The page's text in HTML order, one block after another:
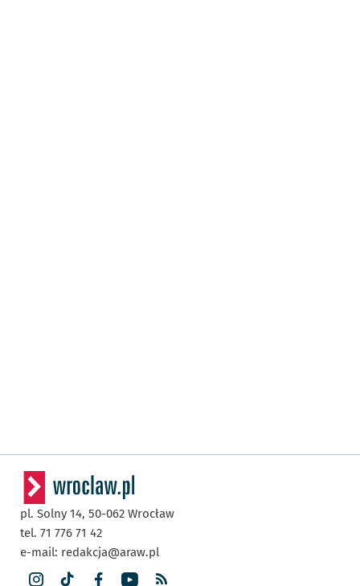
pl. Solny 14, 50-062 Wrocław
tel. 71 776 71 42
e-mail: redakcja@araw.pl